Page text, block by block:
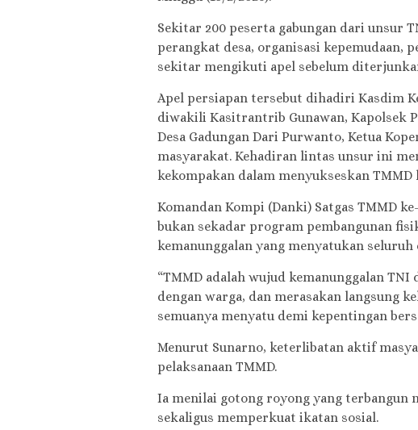
Sekitar 200 peserta gabungan dari unsur
perangkat desa, organisasi kepemudaan,
sekitar mengikuti apel sebelum
Apel persiapan tersebut dihadiri Kasdim
diwakili Kasitrantrib Gunawan, Kapolsek
Desa Gadungan Dari Purwanto, Ketua
masyarakat. Kehadiran lintas unsur ini
kekompakan dalam menyukseskan TMMD
Komandan Kompi (Danki) Satgas TMMD
bukan sekadar program pembangunan
kemanunggalan yang menyatukan seluruh
“TMMD adalah wujud kemanunggalan
dengan warga, dan merasakan langsung
semuanya menyatu demi kepentingan
Menurut Sunarno, keterlibatan aktif
pelaksanaan TMMD.
Ia menilai gotong royong yang terbangun
sekaligus memperkuat ikatan sosial.